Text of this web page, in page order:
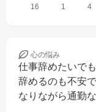
16 1 4
心の悩み
仕事辞めたいで
辞めるのも不安
なりながら通勤